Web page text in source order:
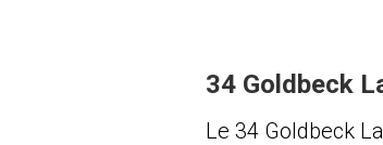
34 Goldbeck
Le 34 Goldbeck